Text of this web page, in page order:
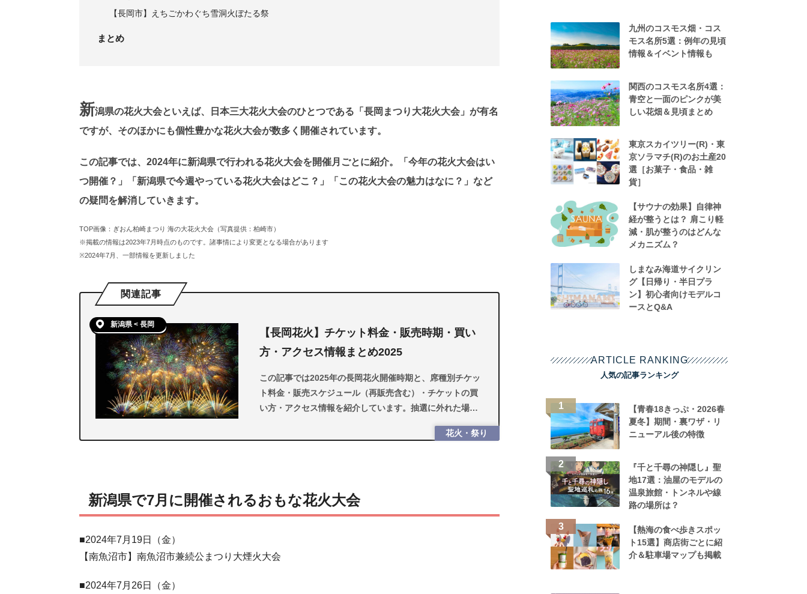
【長岡市】えちごかわぐち雪洞火ぼたる祭
まとめ
新潟県の花火大会といえば、日本三大花火大会のひとつである「長岡まつり大花火大会」が有名
ですが、そのほかにも個性豊かな花火大会が数多く開催されています。
この記事では、2024年に新潟県で行われる花火大会を開催月ごとに紹介。「今年の花火大会はい
つ開催？」「新潟県で今週やっている花火大会はどこ？」「この花火大会の魅力はなに？」など
の疑問を解消していきます。
TOP画像：ぎおん柏崎まつり 海の大花火大会（写真提供：柏崎市）
※掲載の情報は2023年7月時点のものです。諸事情により変更となる場合があります
※2024年7月、一部情報を更新しました
関連記事
新潟県 < 長岡
【長岡花火】チケット料金・販売時期・買い
方・アクセス情報まとめ2025
この記事では2025年の長岡花火開催時期と、席種別チケッ
ト料金・販売スケジュール（再販売含む）・チケットの買
い方・アクセス情報を紹介しています。抽選に外れた場合
してくださいね。
花火・祭り
新潟県で7月に開催されるおもな花火大会
■2024年7月19日（金）
【南魚沼市】南魚沼市兼続公まつり大煙火大会
■2024年7月26日（金）
九州のコスモス畑・コス
モス名所5選：例年の見頃
情報＆イベント情報も
関西のコスモス名所4選：
青空と一面のピンクが美
しい花畑＆見頃まとめ
東京スカイツリー(R)・東
京ソラマチ(R)のお土産20
選［お菓子・食品・雑
貨］
【サウナの効果】自律神
経が整うとは？ 肩こり軽
減・肌が整うのはどんな
メカニズム？
しまなみ海道サイクリン
グ【日帰り・半日プラ
ン】初心者向けモデルコ
ースとQ&A
ARTICLE RANKING
人気の記事ランキング
【青春18きっぷ・2026春
夏冬】期間・裏ワザ・リ
ニューアル後の特徴
『千と千尋の神隠し』聖
地17選：油屋のモデルの
温泉旅館・トンネルや線
路の場所は？
【熱海の食べ歩きスポッ
ト15選】商店街ごとに紹
介＆駐車場マップも掲載